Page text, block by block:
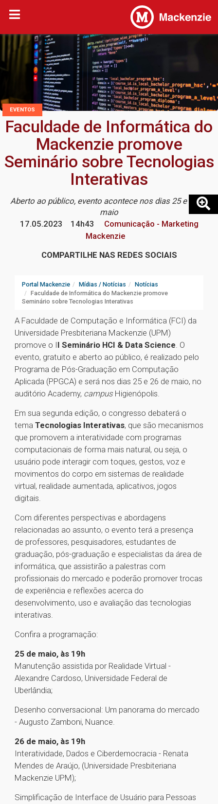
EVENTOS
Faculdade de Informática do
Mackenzie promove
Seminário sobre Tecnologias
Interativas
Aberto ao público, evento acontece nos dias 25 e 26 de
maio
17.05.2023
14h43
Comunicação - Marketing
Mackenzie
COMPARTILHE NAS REDES SOCIAIS
Portal Mackenzie Mídias / Notícias
Notícias
Faculdade de Informática do Mackenzie promove
Seminário sobre Tecnologias Interativas
A Faculdade de Computação e Informática (FCI) da
Universidade Presbiteriana Mackenzie (UPM)
promove o II Seminário HCI & Data Science. O
evento, gratuito e aberto ao público, é realizado pelo
Programa de Pós-Graduação em Computação
Aplicada (PPGCA) e será nos dias 25 e 26 de maio, no
auditório Academy, campus Higienópolis.
Em sua segunda edição, o congresso debaterá o
tema Tecnologias Interativas, que são mecanismos
que promovem a interatividade com programas
computacionais de forma mais natural, ou seja, o
usuário pode interagir com toques, gestos, voz e
movimentos do corpo em sistemas de realidade
virtual, realidade aumentada, aplicativos, jogos
digitais.
Com diferentes perspectivas e abordagens
relacionadas ao assunto, o evento terá a presença
de professores, pesquisadores, estudantes de
graduação, pós-graduação e especialistas da área de
informática, que assistirão a palestras com
profissionais do mercado e poderão promover trocas
de experiência e reflexões acerca do
desenvolvimento, uso e avaliação das tecnologias
interativas.
Confira a programação:
25 de maio, às 19h
Manutenção assistida por Realidade Virtual -
Alexandre Cardoso, Universidade Federal de
Uberlândia;
Desenho conversacional: Um panorama do mercado
- Augusto Zamboni, Nuance.
26 de maio, às 19h
Interatividade, Dados e Ciberdemocracia - Renata
Mendes de Araújo, (Universidade Presbiteriana
Mackenzie UPM);
Simplificação de Interface de Usuário para Pessoas